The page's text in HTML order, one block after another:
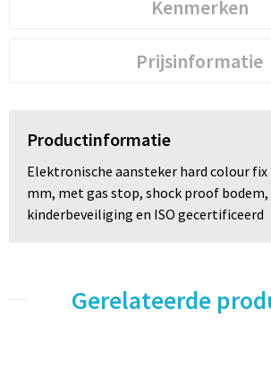
Kenmerken
Prijsinformatie
Productinformatie
Elektronische aansteker hard colour fix
mm, met gas stop, shock proof bodem,
kinderbeveiliging en ISO gecertificeerd
Gerelateerde